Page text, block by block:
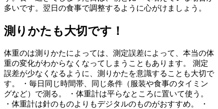
多いです。翌日の食事で調整するように心がけましょう。
測りかたも大切です！
体重のは測りかたによっては、測定誤差によって、本当の体
重の変化がわからなくなってしまうこともあります。 測定
誤差が少なくなるように、測りかたを意識することも大切で
す。 ・毎日同じ時間帯、同じ条件（服装や食事のタイミン
グなど）で測る。 ・体重計は平らなところに置いて使う。
・体重計は針のものよりもデジタルのものがおすすめ。 ・